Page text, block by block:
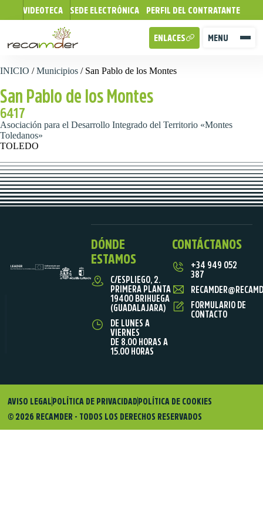
VIDEOTECA SEDE ELECTRÓNICA PERFIL DEL CONTRATANTE
MENU
ENLACES
INICIO /Municipios / San Pablo de los Montes
San Pablo de los Montes
6417
Asociación para el Desarrollo Integrado del Territorio «Montes
Toledanos»
TOLEDO
DÓNDE
ESTAMOS
C/ESPLIEGO, 2.
PRIMERA PLANTA
19400 BRIHUEGA
(GUADALAJARA)
DE LUNES A
VIERNES
DE 8.00 HORAS A
15.00 HORAS
CONTÁCTANOS
+34 949 052
387
FORMULARIO DE
CONTACTO
© 2026 RECAMDER - TODOS LOS DERECHOS RESERVADOS
AVISO LEGAL POLÍTICA DE PRIVACIDAD POLÍTICA DE COOKIES